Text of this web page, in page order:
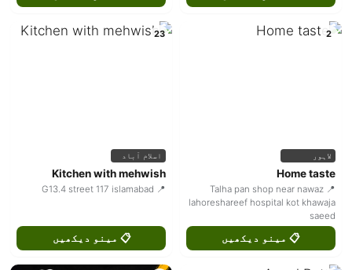
2
لاہور
Home taste
📍 Talha pan shop near nawaz
lahoreshareef hospital kot khawaja
saeed
📋 مینو دیکھیں
23
اسلام آباد
Kitchen with mehwish
📍 G13.4 street 117 islamabad
📋 مینو دیکھیں